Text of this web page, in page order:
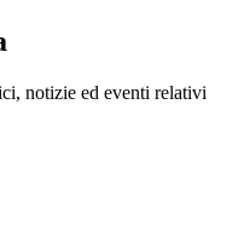
notizie ed eventi relativi